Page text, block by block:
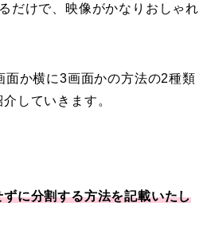
だけで、映像がかなりおしゃれ
面か横に3画面かの方法の2種類
していきます。
に分割する方法を記載いたし